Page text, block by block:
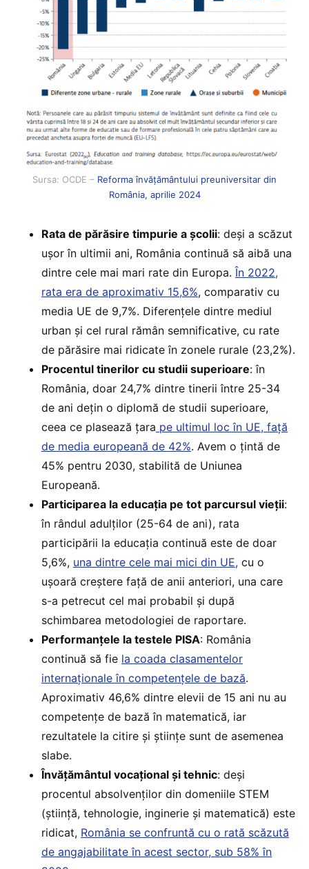
Sursa: OCDE – Reforma învățământului preuniversitar din
România, aprilie 2024
Rata de părăsire timpurie a școlii: deși a scăzut
ușor în ultimii ani, România continuă să aibă una
dintre cele mai mari rate din Europa. În 2022,
rata era de aproximativ 15,6%, comparativ cu
media UE de 9,7%. Diferențele dintre mediul
urban și cel rural rămân semnificative, cu rate
de părăsire mai ridicate în zonele rurale (23,2%).
Procentul tinerilor cu studii superioare: în
România, doar 24,7% dintre tinerii între 25-34
de ani dețin o diplomă de studii superioare,
ceea ce plasează țara pe ultimul loc în UE, față
de media europeană de 42%. Avem o țintă de
45% pentru 2030, stabilită de Uniunea
Europeană.
Participarea la educația pe tot parcursul vieții:
în rândul adulților (25-64 de ani), rata
participării la educația continuă este de doar
5,6%, una dintre cele mai mici din UE, cu o
ușoară creștere față de anii anteriori, una care
s-a petrecut cel mai probabil și după
schimbarea metodologiei de raportare.
Performanțele la testele PISA: România
continuă să fie la coada clasamentelor
internaționale în competențele de bază.
Aproximativ 46,6% dintre elevii de 15 ani nu au
competențe de bază în matematică, iar
rezultatele la citire și științe sunt de asemenea
slabe.
Învățământul vocațional și tehnic: deși
procentul absolvenților din domeniile STEM
(știință, tehnologie, inginerie și matematică) este
ridicat, România se confruntă cu o rată scăzută
de angajabilitate în acest sector, sub 58% în